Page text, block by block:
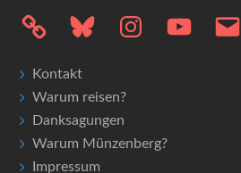
Bluesky InstagramYouTubeE-
Mail
Kontakt
Warum reisen?
Danksagungen
Warum Münzenberg?
Impressum